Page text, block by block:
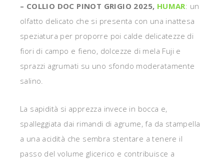
– COLLIO DOC PINOT GRIGIO 2025, HUMAR: un
olfatto delicato che si presenta con una inattesa
speziatura per proporre poi calde delicatezze di
fiori di campo e fieno, dolcezze di mela Fuji e
sprazzi agrumati su uno sfondo moderatamente
salino.
La sapidità si apprezza invece in bocca e,
spalleggiata dai rimandi di agrume, fa da stampella
a una acidità che sembra stentare a tenere il
passo del volume glicerico e contribuisce a